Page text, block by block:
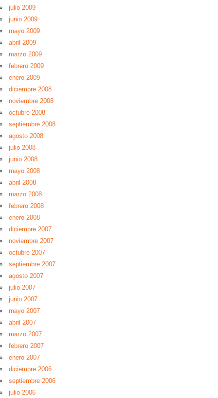
julio 2009
junio 2009
mayo 2009
abril 2009
marzo 2009
febrero 2009
enero 2009
diciembre 2008
noviembre 2008
octubre 2008
septiembre 2008
agosto 2008
julio 2008
junio 2008
mayo 2008
abril 2008
marzo 2008
febrero 2008
enero 2008
diciembre 2007
noviembre 2007
octubre 2007
septiembre 2007
agosto 2007
julio 2007
junio 2007
mayo 2007
abril 2007
marzo 2007
febrero 2007
enero 2007
diciembre 2006
septiembre 2006
julio 2006